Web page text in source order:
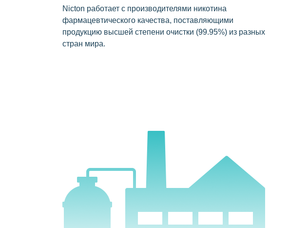
Nicton работает с производителями никотина
фармацевтического качества, поставляющими
продукцию высшей степени очистки (99.95%) из разных
стран мира.